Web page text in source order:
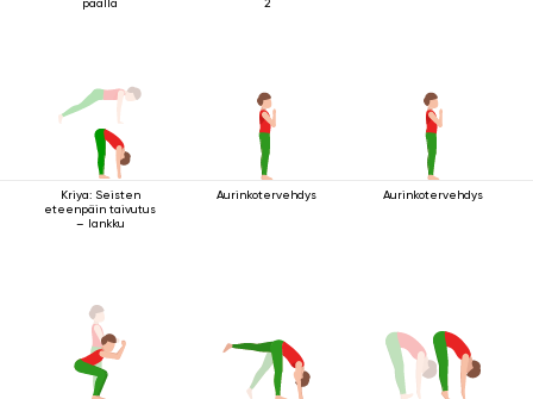
päällä
2
Kriya: Seisten
eteenpäin taivutus
– lankku
Aurinkotervehdys Aurinkotervehdys